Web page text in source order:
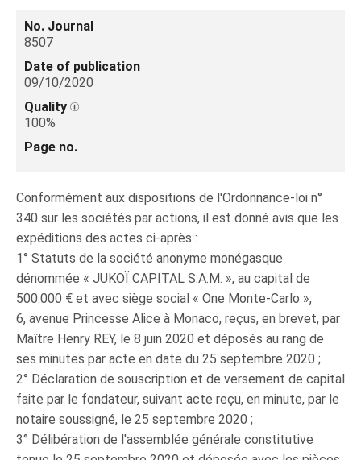
No. Journal
8507
Date of publication
09/10/2020
Quality
100%
Page no.
Conformément aux dispositions de l'Ordonnance-loi n°
340 sur les sociétés par actions, il est donné avis que les
expéditions des actes ci-après :
1° Statuts de la société anonyme monégasque
dénommée « JUKOÏ CAPITAL S.A.M. », au capital de
500.000 € et avec siège social « One Monte-Carlo »,
6, avenue Princesse Alice à Monaco, reçus, en brevet, par
Maître Henry REY, le 8 juin 2020 et déposés au rang de
ses minutes par acte en date du 25 septembre 2020 ;
2° Déclaration de souscription et de versement de capital
faite par le fondateur, suivant acte reçu, en minute, par le
notaire soussigné, le 25 septembre 2020 ;
3° Délibération de l'assemblée générale constitutive